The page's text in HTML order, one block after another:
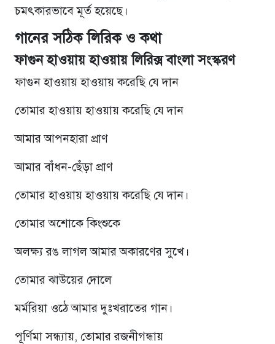
চমৎকারভাবে মূর্ত হয়েছে।
গানের সঠিক লিরিক ও কথা
ফাগুন হাওয়ায় হাওয়ায় লিরিক্স বাংলা সংস্করণ
ফাগুন হাওয়ায় হাওয়ায় করেছি যে দান
তোমার হাওয়ায় হাওয়ায় করেছি যে দান
আমার আপনহারা প্রাণ
আমার বাঁধন-ছেঁড়া প্রাণ
তোমার হাওয়ায় হাওয়ায় করেছি যে দান।
তোমার অশোকে কিংশুকে
অলক্ষ্য রঙ লাগল আমার অকারণের সুখে।
তোমার ঝাউয়ের দোলে
মর্মরিয়া ওঠে আমার দুঃখরাতের গান।
পূর্ণিমা সন্ধ্যায়, তোমার রজনীগন্ধায়